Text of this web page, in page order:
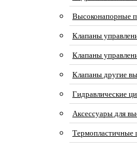
Высоконапорные
Клапаны
Клапаны
Клапаны другие
Гидравлические
Аксессуары для
Термопластичные